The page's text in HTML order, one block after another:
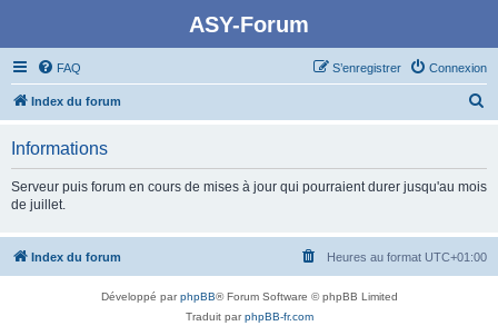
ASY-Forum
FAQ Connexion
S’enregistrer
Index du forum
c
Informations
Serveur puis forum en cours de mises à jour qui pourraient durer jusqu'au mois
de juillet.
Index du forum Heures au format UTC+01:00
Développé parphpBB® Forum Software © phpBB Limited
Traduit parphpBB-fr.com